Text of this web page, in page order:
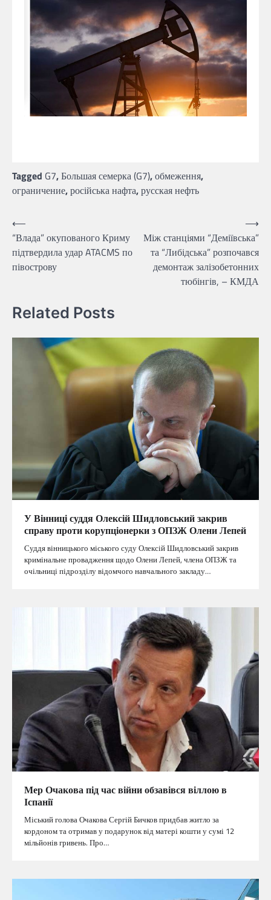
Tagged G7,Большая семерка (G7),обмеження,
ограничение,російська нафта,русская нефть
Навігація
записів
⟵
“Влада” окупованого Криму
підтвердила удар ATACMS по
півострову
Між станціями “Деміївська”
та “Либідська” розпочався
демонтаж залізобетонних
тюбінгів, – КМДА
⟶
Related Posts
У Вінниці суддя Олексій Шидловський закрив
справу проти корупціонерки з ОПЗЖ Олени Лепей
Суддя вінницького міського суду Олексій Шидловський закрив
кримінальне провадження щодо Олени Лепей, члена ОПЗЖ та
очільниці підрозділу відомчого навчального закладу…
Мер Очакова під час війни обзавівся віллою в
Іспанії
Міський голова Очакова Сергій Бичков придбав житло за
кордоном та отримав у подарунок від матері кошти у сумі 12
мільйонів гривень. Про…